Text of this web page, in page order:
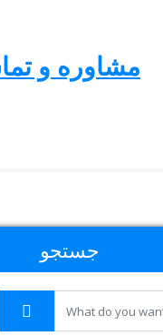
مشاوره و
جستجو